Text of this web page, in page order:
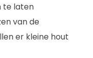
te laten
van de
er kleine hout